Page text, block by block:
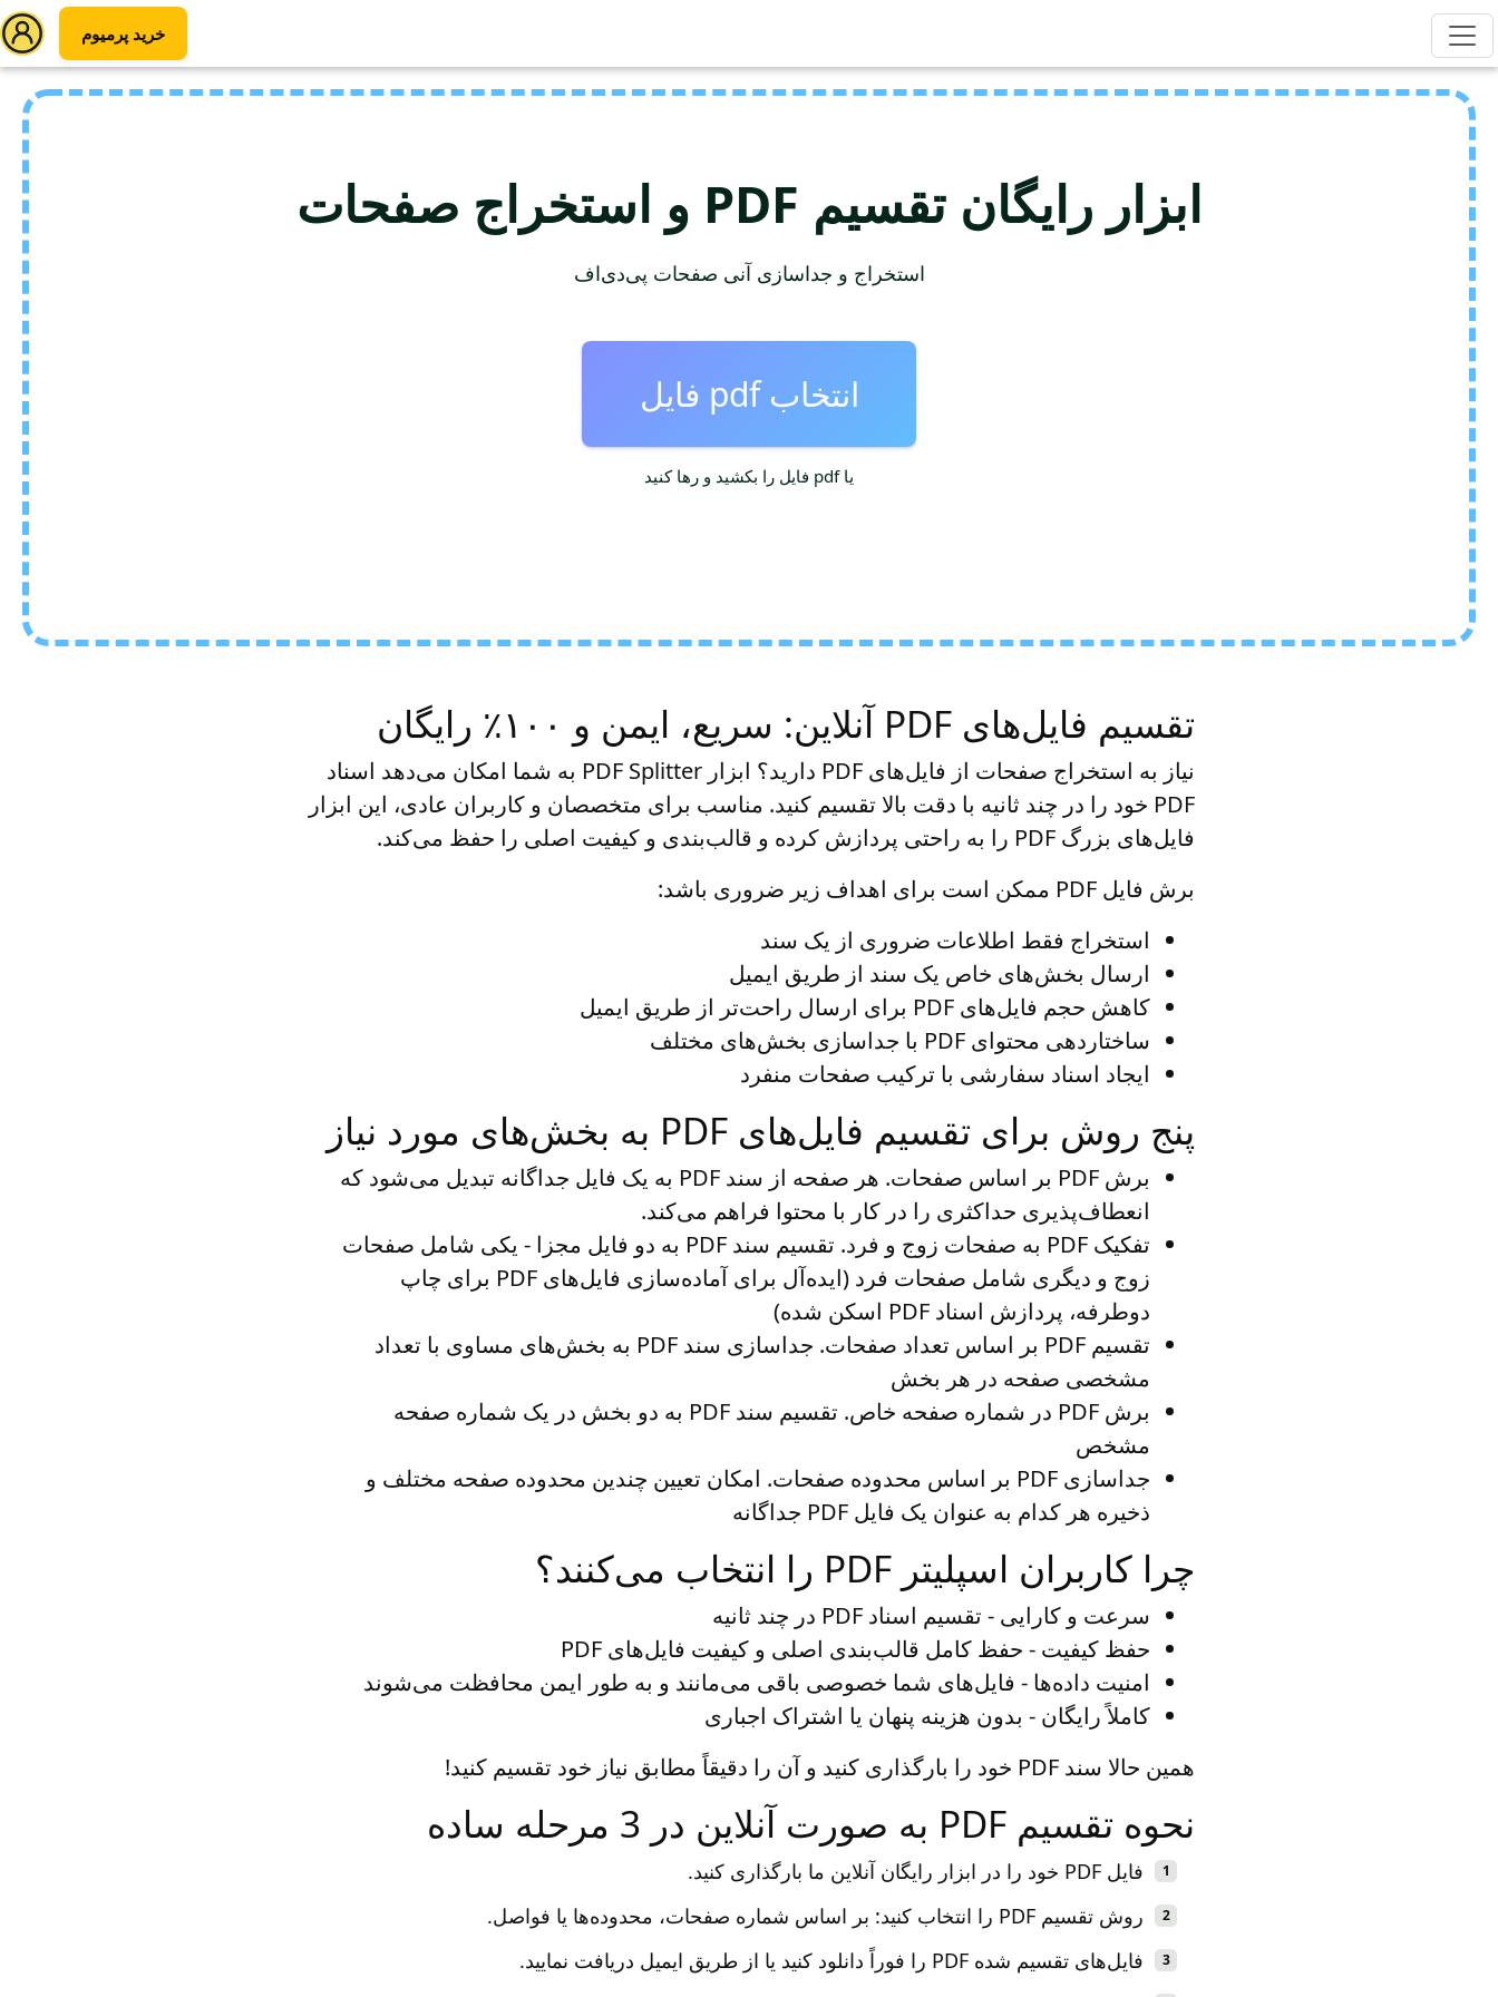
خرید پرمیوم
ابزار رایگان تقسیم PDF و استخراج صفحات
استخراج و جداسازی آنی صفحات پی‌دی‌اف
انتخاب pdf فایل
یا pdf فایل را بکشید و رها کنید
تقسیم فایل‌های PDF آنلاین: سریع، ایمن و ۱۰۰٪ رایگان
نیاز به استخراج صفحات از فایل‌های PDF دارید؟ ابزار PDF Splitter به شما امکان می‌دهد اسناد
PDF خود را در چند ثانیه با دقت بالا تقسیم کنید. مناسب برای متخصصان و کاربران عادی، این ابزار
فایل‌های بزرگ PDF را به راحتی پردازش کرده و قالب‌بندی و کیفیت اصلی را حفظ می‌کند.
برش فایل PDF ممکن است برای اهداف زیر ضروری باشد:
استخراج فقط اطلاعات ضروری از یک سند
ارسال بخش‌های خاص یک سند از طریق ایمیل
کاهش حجم فایل‌های PDF برای ارسال راحت‌تر از طریق ایمیل
ساختاردهی محتوای PDF با جداسازی بخش‌های مختلف
ایجاد اسناد سفارشی با ترکیب صفحات منفرد
پنج روش برای تقسیم فایل‌های PDF به بخش‌های مورد نیاز
برش PDF بر اساس صفحات
. هر صفحه از سند PDF به یک فایل جداگانه تبدیل می‌شود که
انعطاف‌پذیری حداکثری را در کار با محتوا فراهم می‌کند.
تفکیک PDF به صفحات زوج و فرد
. تقسیم سند PDF به دو فایل مجزا - یکی شامل صفحات
زوج و دیگری شامل صفحات فرد (ایده‌آل برای آماده‌سازی فایل‌های PDF برای چاپ
دوطرفه، پردازش اسناد PDF اسکن شده)
تقسیم PDF بر اساس تعداد صفحات
. جداسازی سند PDF به بخش‌های مساوی با تعداد
مشخصی صفحه در هر بخش
برش PDF در شماره صفحه خاص
. تقسیم سند PDF به دو بخش در یک شماره صفحه
مشخص
جداسازی PDF بر اساس محدوده صفحات
. امکان تعیین چندین محدوده صفحه مختلف و
ذخیره هر کدام به عنوان یک فایل PDF جداگانه
چرا کاربران اسپلیتر PDF را انتخاب می‌کنند؟
سرعت و کارایی - تقسیم اسناد PDF در چند ثانیه
حفظ کیفیت - حفظ کامل قالب‌بندی اصلی و کیفیت فایل‌های PDF
امنیت داده‌ها - فایل‌های شما خصوصی باقی می‌مانند و به طور ایمن محافظت می‌شوند
کاملاً رایگان - بدون هزینه پنهان یا اشتراک اجباری
همین حالا سند PDF خود را بارگذاری کنید و آن را دقیقاً مطابق نیاز خود تقسیم کنید!
نحوه تقسیم PDF به صورت آنلاین در 3 مرحله ساده
فایل PDF خود را در ابزار رایگان آنلاین ما بارگذاری کنید.
روش تقسیم PDF را انتخاب کنید: بر اساس شماره صفحات، محدوده‌ها یا فواصل.
فایل‌های تقسیم شده PDF را فوراً دانلود کنید یا از طریق ایمیل دریافت نمایید.